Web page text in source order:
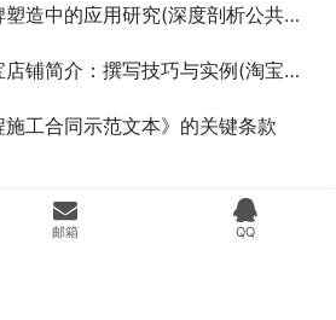
(深度剖析公共关系活动对提升品牌影响力的策略与实践)
巧与实例(淘宝店铺简介撰写策略：提升顾客转化率的秘诀)
工合同示范文本》的关键条款
版权所有湘ICP备20009536号 Powered by
邮箱 QQ